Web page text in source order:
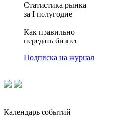
Статистика рынка
за I полугодие
Как правильно
передать бизнес
Подписка на журнал
Календарь событий